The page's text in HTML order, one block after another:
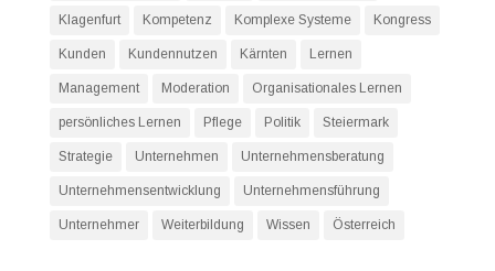
Klagenfurt Kompetenz Komplexe Systeme Kongress
Kunden Kundennutzen Kärnten Lernen
Management Moderation Organisationales Lernen
persönliches Lernen Pflege Politik Steiermark
Strategie Unternehmen Unternehmensberatung
Unternehmensentwicklung Unternehmensführung
Unternehmer Weiterbildung Wissen Österreich